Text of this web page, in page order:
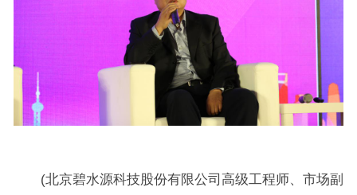
(北京碧水源科技股份有限公司高级工程师、市场副